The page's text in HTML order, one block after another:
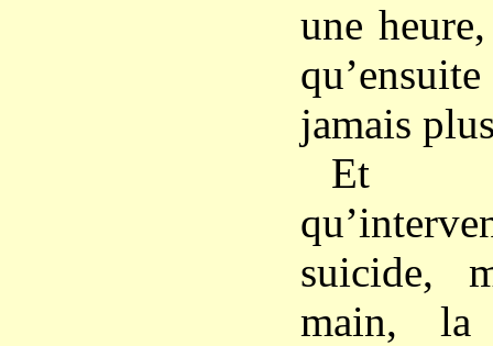
une
jamais
Et
suicide,
main,